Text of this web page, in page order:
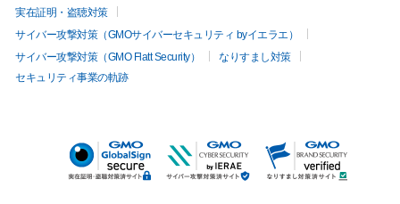
実在証明・盗聴対策
サイバー攻撃対策（GMOサイバーセキュリティ byイエラエ）
サイバー攻撃対策（GMO Flatt Security）
なりすまし対策
セキュリティ事業の軌跡